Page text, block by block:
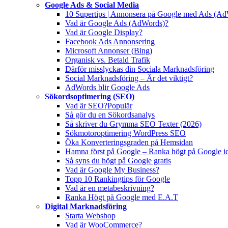
Google Ads & Social Media
10 Supertips | Annonsera på Google med Ads
Vad är Google Ads (AdWords)?
Vad är Google Display?
Facebook Ads Annonsering
Microsoft Annonser (Bing)
Organisk vs. Betald Trafik
Därför misslyckas din Sociala Marknadsföring
Social Marknadsföring – Är det viktigt?
AdWords blir Google Ads
Sökordsoptimering (SEO)
Vad är SEO?Populär
Så gör du en Sökordsanalys
Så skriver du Grymma SEO Texter (2026)
Sökmotoroptimering WordPress SEO
Öka Konverteringsgraden på Hemsidan
Hamna först på Google – Ranka högt på Google
Så syns du högt på Google gratis
Vad är Google My Business?
Topp 10 Rankingtips för Google
Vad är en metabeskrivning?
Ranka Högt på Google med E.A.T
Digital Marknadsföring
Starta Webshop
Vad är WooCommerce?